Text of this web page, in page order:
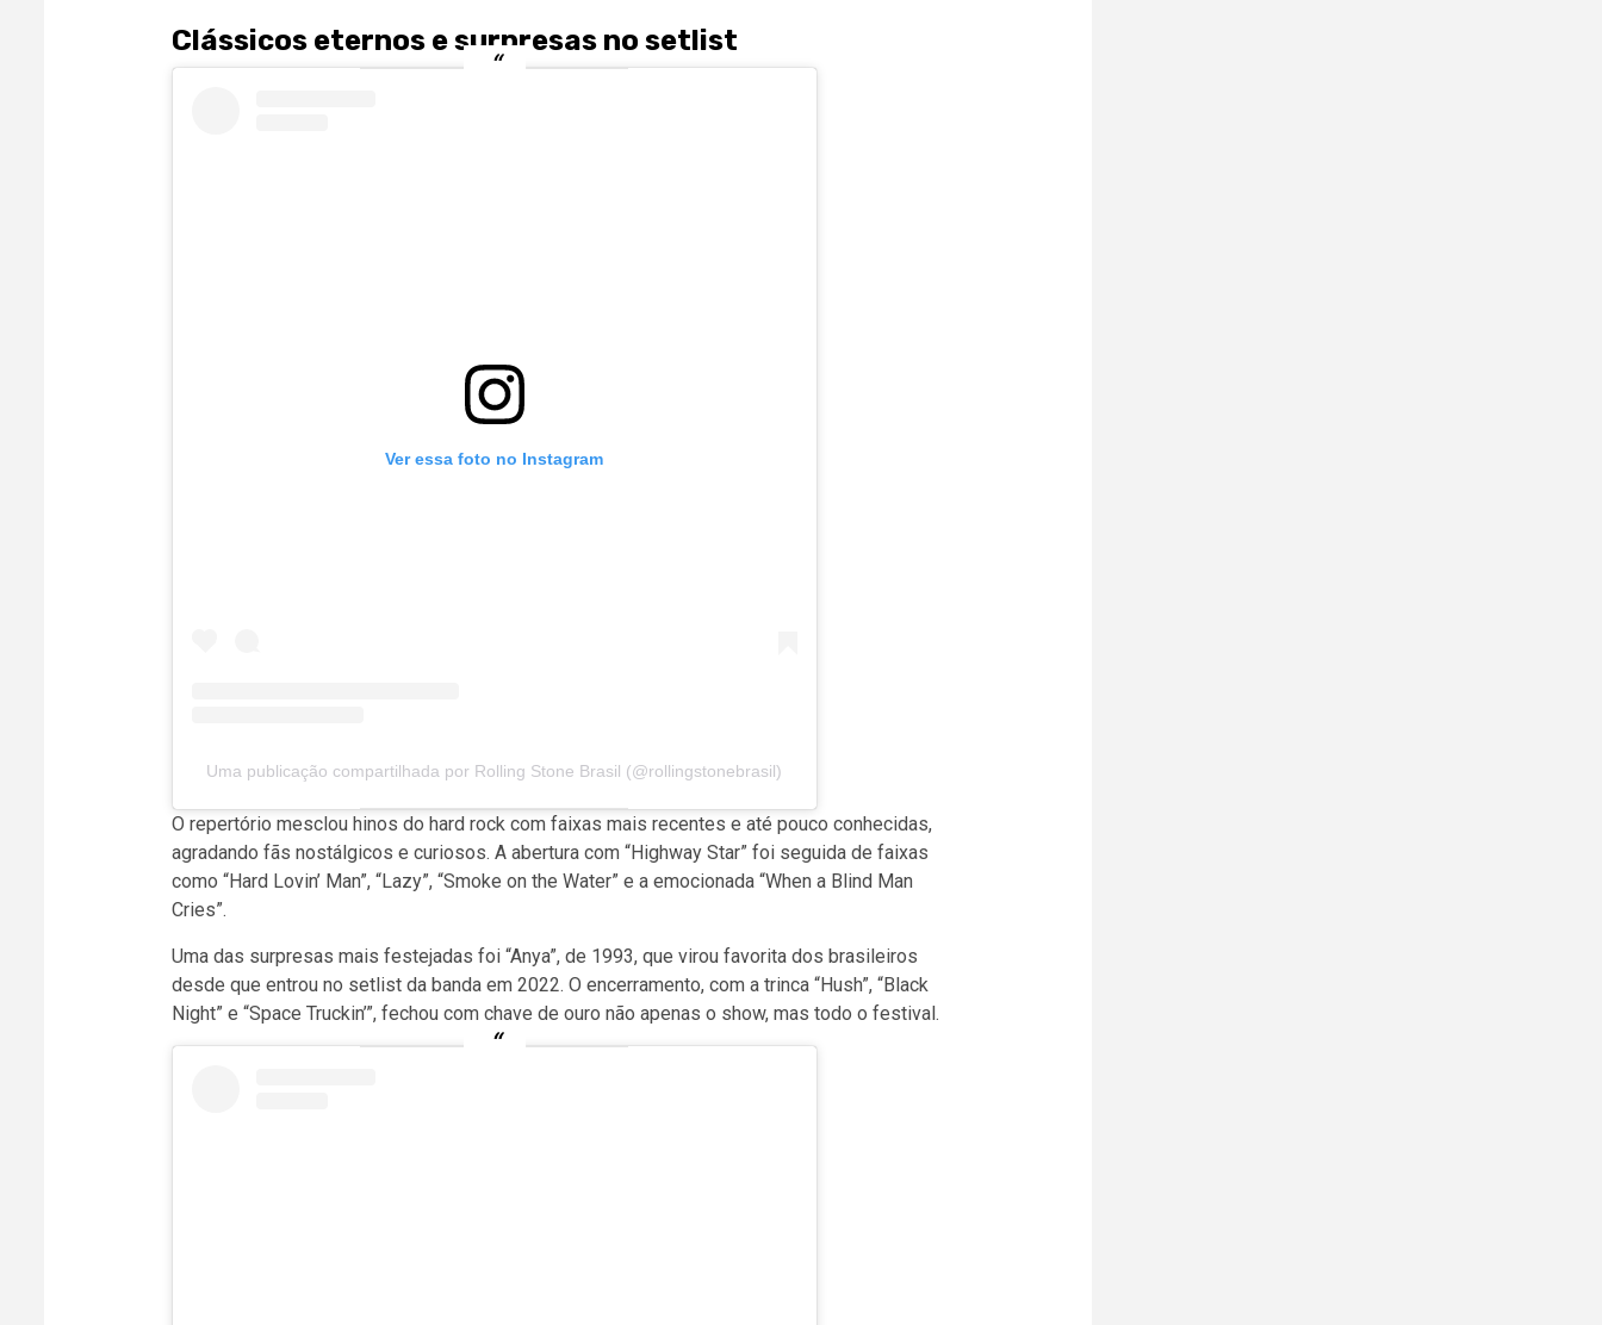
Clássicos eternos e surpresas no setlist
Ver essa foto no Instagram
Uma publicação compartilhada por Rolling Stone Brasil (@rollingstonebrasil)
O repertório mesclou hinos do hard rock com faixas mais recentes e até pouco conhecidas,
agradando fãs nostálgicos e curiosos. A abertura com “Highway Star” foi seguida de faixas
como “Hard Lovin’ Man”, “Lazy”, “Smoke on the Water” e a emocionada “When a Blind Man
Cries”.
Uma das surpresas mais festejadas foi “Anya”, de 1993, que virou favorita dos brasileiros
desde que entrou no setlist da banda em 2022. O encerramento, com a trinca “Hush”, “Black
Night” e “Space Truckin’”, fechou com chave de ouro não apenas o show, mas todo o festival.